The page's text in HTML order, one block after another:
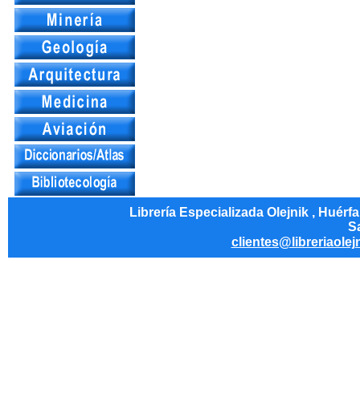
Librería Especializada Olejnik ,